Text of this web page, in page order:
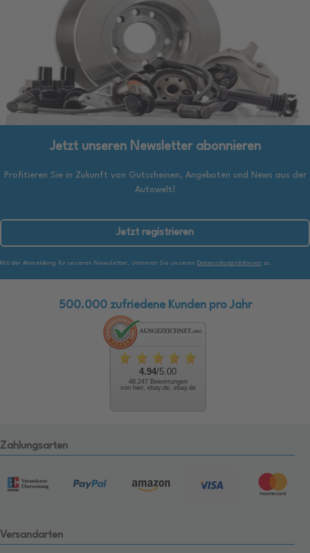
Jetzt unseren Newsletter abonnieren
Profitieren Sie in Zukunft von Gutscheinen, Angeboten und News aus der
Autowelt!
Jetzt registrieren
Mit der Anmeldung für unseren Newsletter, stimmen Sie unseren Datenschutzrichtlinien zu.
500.000 zufriedene Kunden pro Jahr
4.94/5.00
48.247 Bewertungen
von hier, ebay.de, ebay.de
Zahlungsarten
Versandarten